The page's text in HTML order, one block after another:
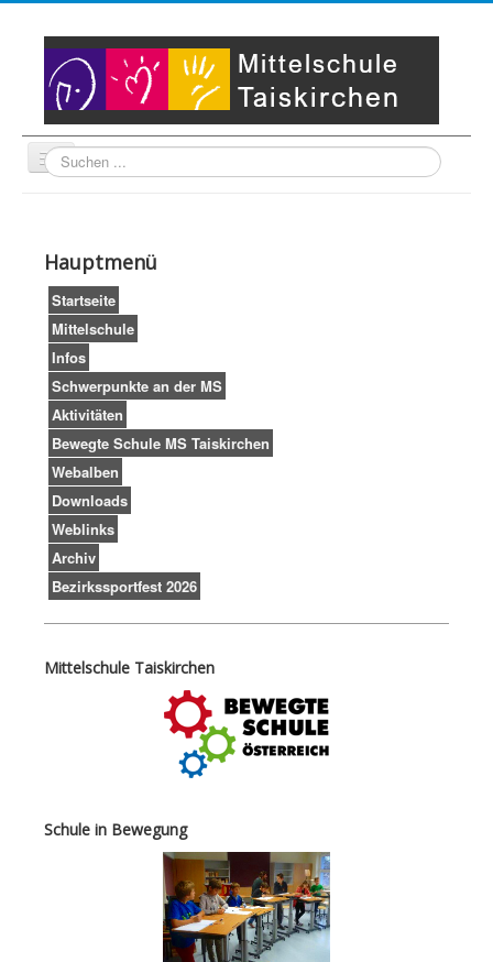
Suche
Impressum
Hauptmenü
Startseite
Mittelschule
Infos
Schwerpunkte an der MS
Aktivitäten
Bewegte Schule MS Taiskirchen
Webalben
Downloads
Weblinks
Archiv
Bezirkssportfest 2026
Mittelschule Taiskirchen
Schule in Bewegung